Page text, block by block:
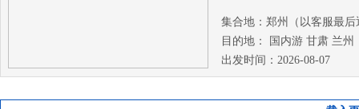
牙泉/莫高窟）
集合地：郑州（以客服最后
目的地： 国内游 甘肃 兰州
出发时间：2026-08-07